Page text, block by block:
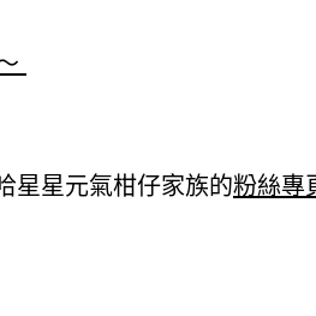
星星元氣柑仔家族的粉絲專